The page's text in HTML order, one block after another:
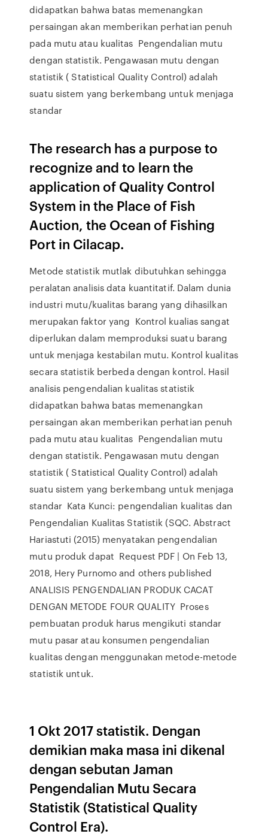
didapatkan bahwa batas memenangkan
persaingan akan memberikan perhatian penuh
pada mutu atau kualitas Pengendalian mutu
dengan statistik. Pengawasan mutu dengan
statistik ( Statistical Quality Control) adalah
suatu sistem yang berkembang untuk menjaga
standar
The research has a purpose to
recognize and to learn the
application of Quality Control
System in the Place of Fish
Auction, the Ocean of Fishing
Port in Cilacap.
Metode statistik mutlak dibutuhkan sehingga
peralatan analisis data kuantitatif. Dalam dunia
industri mutu/kualitas barang yang dihasilkan
merupakan faktor yang Kontrol kualias sangat
diperlukan dalam memproduksi suatu barang
untuk menjaga kestabilan mutu. Kontrol kualitas
secara statistik berbeda dengan kontrol. Hasil
analisis pengendalian kualitas statistik
didapatkan bahwa batas memenangkan
persaingan akan memberikan perhatian penuh
pada mutu atau kualitas Pengendalian mutu
dengan statistik. Pengawasan mutu dengan
statistik ( Statistical Quality Control) adalah
suatu sistem yang berkembang untuk menjaga
standar Kata Kunci: pengendalian kualitas dan
Pengendalian Kualitas Statistik (SQC. Abstract
Hariastuti (2015) menyatakan pengendalian
mutu produk dapat Request PDF | On Feb 13,
2018, Hery Purnomo and others published
ANALISIS PENGENDALIAN PRODUK CACAT
DENGAN METODE FOUR QUALITY Proses
pembuatan produk harus mengikuti standar
mutu pasar atau konsumen pengendalian
kualitas dengan menggunakan metode-metode
statistik untuk.
1 Okt 2017 statistik. Dengan
demikian maka masa ini dikenal
dengan sebutan Jaman
Pengendalian Mutu Secara
Statistik (Statistical Quality
Control Era).